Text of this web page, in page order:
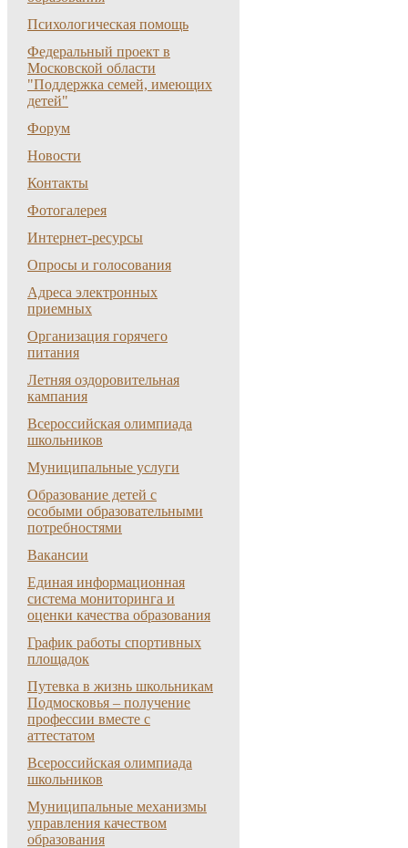
Психологическая помощь
Федеральный проект в
Московской области
"Поддержка семей, имеющих
детей"
Форум
Новости
Контакты
Фотогалерея
Интернет-ресурсы
Опросы и голосования
Адреса электронных
приемных
Организация горячего
питания
Летняя оздоровительная
кампания
Всероссийская олимпиада
школьников
Муниципальные услуги
Образование детей с
особыми образовательными
потребностями
Вакансии
Единая информационная
система мониторинга и
оценки качества образования
График работы спортивных
площадок
Путевка в жизнь школьникам
Подмосковья – получение
профессии вместе с
аттестатом
Всероссийская олимпиада
школьников
Муниципальные механизмы
управления качеством
образования